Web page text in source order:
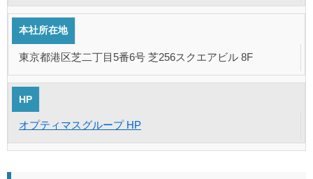
本社所在地
東京都港区芝二丁目5番6号 芝256スクエアビル 8F
HP
オプティマスグループ HP